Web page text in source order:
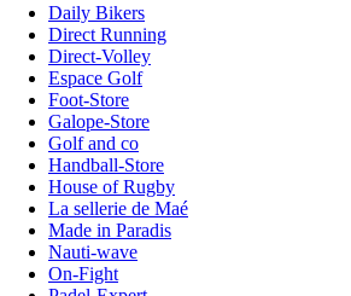
Daily Bikers
Direct Running
Direct-Volley
Espace Golf
Foot-Store
Galope-Store
Golf and co
Handball-Store
House of Rugby
La sellerie de Maé
Made in Paradis
Nauti-wave
On-Fight